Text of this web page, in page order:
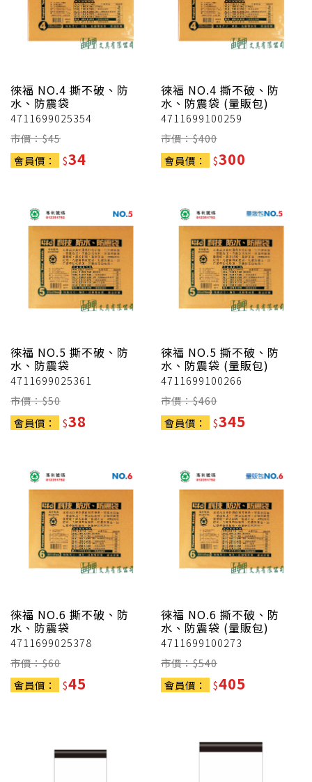
徠福 NO.4 撕不破、防
水、防震袋
4711699025354
市價：$45
會員價：
$34
徠福 NO.4 撕不破、防
水、防震袋 (量販包)
4711699100259
市價：$400
會員價：
$300
徠福 NO.5 撕不破、防
水、防震袋
4711699025361
市價：$50
會員價：
$38
徠福 NO.5 撕不破、防
水、防震袋 (量販包)
4711699100266
市價：$460
會員價：
$345
徠福 NO.6 撕不破、防
水、防震袋
4711699025378
市價：$60
會員價：
$45
徠福 NO.6 撕不破、防
水、防震袋 (量販包)
4711699100273
市價：$540
會員價：
$405